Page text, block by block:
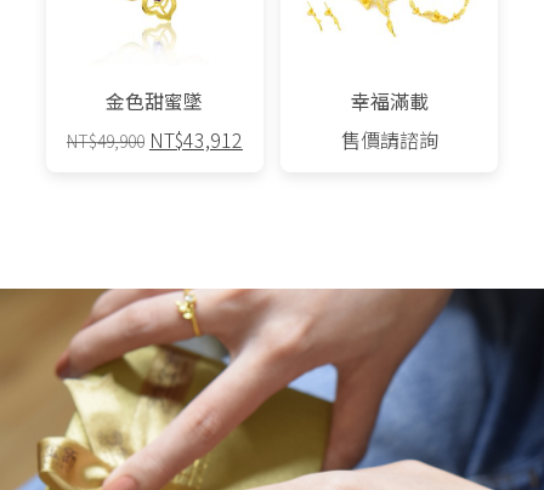
金色甜蜜墜
NT$49,900 原
NT$43,912
幸福滿載
售價請諮詢